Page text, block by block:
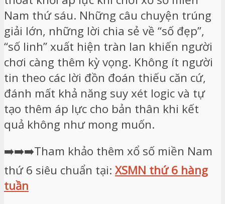
Nam thứ sáu. Những câu chuyện trúng
giải lớn, những lời chia sẻ về “số đẹp”,
“số linh” xuất hiện tràn lan khiến người
chơi càng thêm kỳ vọng. Không ít người
tin theo các lời đồn đoán thiếu căn cứ,
đánh mất khả năng suy xét logic và tự
tạo thêm áp lực cho bản thân khi kết
quả không như mong muốn.
➡️➡️➡️Tham khảo thêm xổ số miền Nam
thứ 6 siêu chuẩn tại: XSMN thứ 6 hàng
tuần